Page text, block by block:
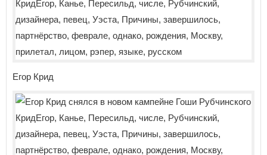
Егор Крид